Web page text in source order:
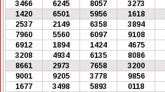
3466
6245 8057 3273
1420
6501 5956 1618
2537
2149 6358 3894
7960
5560 6097 9108
6912
1894 1424 4675
3208
4934 6135 8086
8661
2973 7658 3200
9001
9205 3778 9856
1677
3498 5893 0118